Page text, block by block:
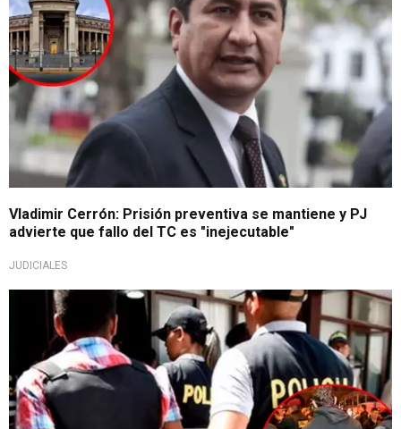
Vladimir Cerrón: Prisión preventiva se mantiene y PJ
advierte que fallo del TC es "inejecutable"
JUDICIALES
Sentencia Judicial